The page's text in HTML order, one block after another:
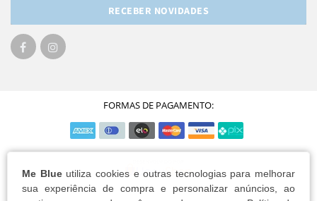
Me Blueutiliza cookies e outras tecnologias para melhorar
sua experiência de compra e personalizar anúncios, ao
RECEBER NOVIDADES
FORMAS DE PAGAMENTO: